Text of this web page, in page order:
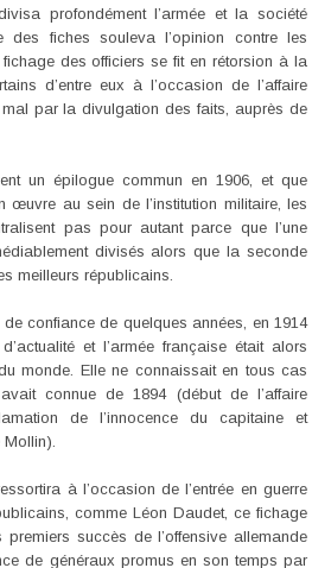
profondément l’armée et la société
des fiches souleva l’opinion contre les
des officiers se fit en rétorsion à la
d’entre eux à l’occasion de l’affaire
mal par la divulgation des faits, auprès de
un épilogue commun en 1906, et que
œuvre au sein de l’institution militaire, les
pas pour autant parce que l’une
divisés alors que la seconde
meilleurs républicains.
confiance de quelques années, en 1914
et l’armée française était alors
monde. Elle ne connaissait en tous cas
connue de 1894 (début de l’affaire
de l’innocence du capitaine et
à l’occasion de l’entrée en guerre
comme Léon Daudet, ce fichage
succès de l’offensive allemande
de généraux promus en son temps par